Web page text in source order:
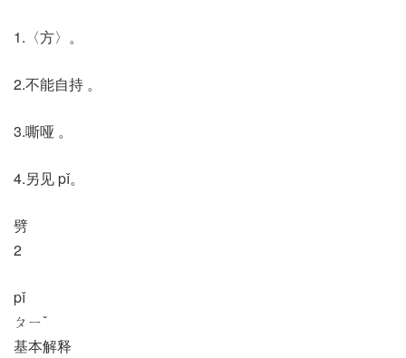
1.〈方〉。
2.不能自持 。
3.嘶哑 。
4.另见 pǐ。
劈
2
pǐ
ㄆㄧˇ
基本解释